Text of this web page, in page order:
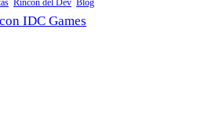
Rincón del Dev Blog
IDC Games